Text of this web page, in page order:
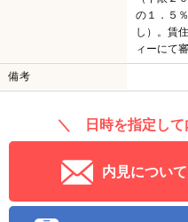
の１．５
し）。賃
ィーにて
備考
＼ 日時を指定し
内見につい